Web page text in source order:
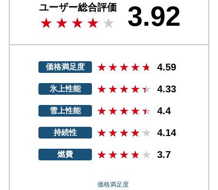
ユーザー総合評価 3.92
価格満足度 4.59
氷上性能 4.33
雪上性能 4.4
持続性 4.14
燃費 3.7